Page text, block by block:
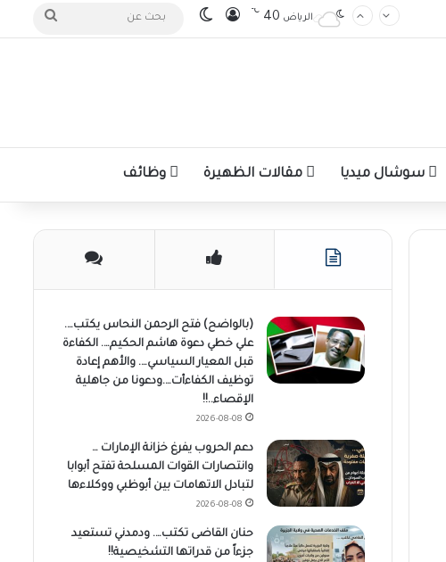
الرياض 40
℃ تسجيل الدخول
الوضع المظلم بحث
سوشال ميديا مقالات الظهيرة وظائف
(بالواضح) فتح الرحمن النحاس يكتب….
علي خطي دعوة هاشم الحكيم…. الكفاءة
قبل المعيار السياسي…. والأهم إعادة
توظيف الكفاءأت….ودعونا من جاهلية
الإقصاء..!!
2026-08-08
دعم الحروب يفرغ خزانة الإمارات …
وانتصارات القوات المسلحة تفتح أبوابا
لتبادل الاتهامات بين أبوظبي ووكلاءها
2026-08-08
حنان القاضى تكتب…. ودمدني تستعيد
جزءاً من قدراتها التشخيصية!!